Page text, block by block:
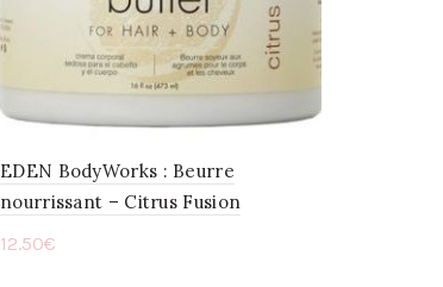
EDEN BodyWorks : Beurre
nourrissant – Citrus Fusion
12.50€